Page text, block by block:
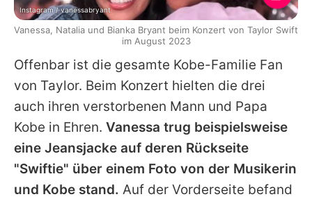
Offenbar ist die gesamte Kobe-Familie Fan
von Taylor. Beim Konzert hielten die drei
auch ihren verstorbenen Mann und Papa
Kobe in Ehren. Vanessa trug beispielsweise
eine Jeansjacke auf deren Rückseite
"Swiftie" über einem Foto von der Musikerin
und Kobe stand. Auf der Vorderseite befand
Instagram / vanessabryant
Vanessa, Natalia und Bianka Bryant beim Konzert von Taylor Swift
im August 2023